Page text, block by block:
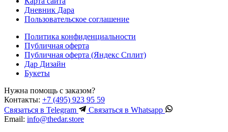
Дневник Дара
Пользовательское соглашение
Политика конфиденциальности
Публичная оферта
Публичная оферта (Яндекс Сплит)
Дар Дизайн
Букеты
Нужна помощь с заказом?
Контакты: +7 (495) 923 95 59
Связаться в Telegram Связаться в Whatsapp
Email: info@thedar.store